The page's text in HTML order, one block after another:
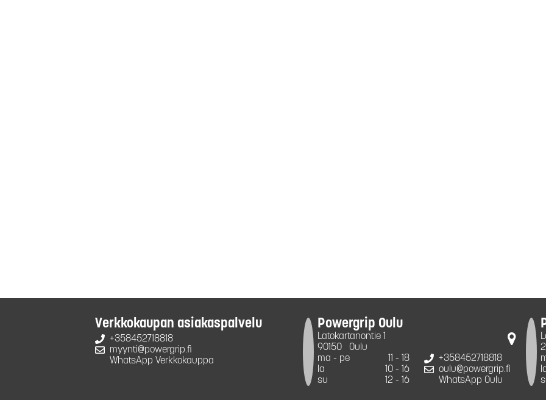
Verkkokaupan asiakaspalvelu
+358452718818
myynti@powergrip.fi
WhatsApp Verkkokauppa
Powergrip Oulu
Latokartanontie 1
90150
Oulu
ma - pe
11 - 18
la
10 - 16
su
12 - 16
+358452718818
oulu@powergrip.fi
WhatsApp Oulu